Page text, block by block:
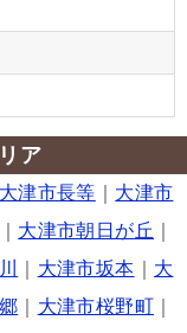
ア
大津市長等
大津市
大津市朝日が丘
大津市坂本
大
大津市桜野町